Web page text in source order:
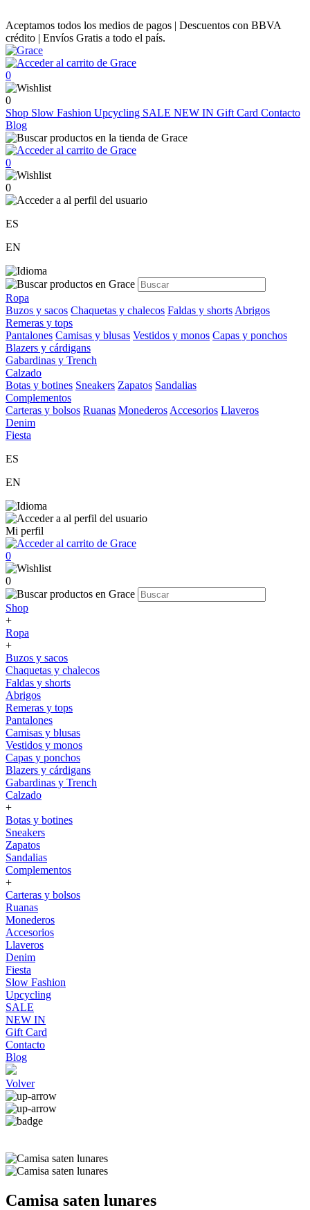
Aceptamos todos los medios de pagos | Descuentos con BBVA
crédito | Envíos Gratis a todo el país.
0
0
Shop Slow Fashion Upcycling SALE NEW IN Gift Card Contacto
Blog
0
0
ES
EN
Ropa
Buzos y sacos Chaquetas y chalecos Faldas y shorts Abrigos
Remeras y tops
Pantalones Camisas y blusas Vestidos y monos Capas y ponchos
Blazers y cárdigans
Gabardinas y Trench
Calzado
Botas y botines Sneakers Zapatos Sandalias
Complementos
Carteras y bolsos Ruanas Monederos Accesorios Llaveros
Denim
Fiesta
ES
EN
Mi perfil
0
0
Shop
+
Ropa
+
Buzos y sacos
Chaquetas y chalecos
Faldas y shorts
Abrigos
Remeras y tops
Pantalones
Camisas y blusas
Vestidos y monos
Capas y ponchos
Blazers y cárdigans
Gabardinas y Trench
Calzado
+
Botas y botines
Sneakers
Zapatos
Sandalias
Complementos
+
Carteras y bolsos
Ruanas
Monederos
Accesorios
Llaveros
Denim
Fiesta
Slow Fashion
Upcycling
SALE
NEW IN
Gift Card
Contacto
Blog
Volver
Camisa saten lunares